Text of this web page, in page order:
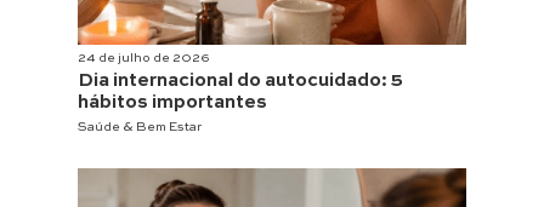
24 de julho de 2026
Dia internacional do autocuidado: 5
hábitos importantes
Saúde & Bem Estar